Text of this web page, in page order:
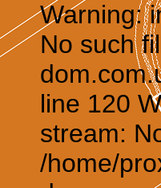
Warning:
No such
line 120
stream:
/home/